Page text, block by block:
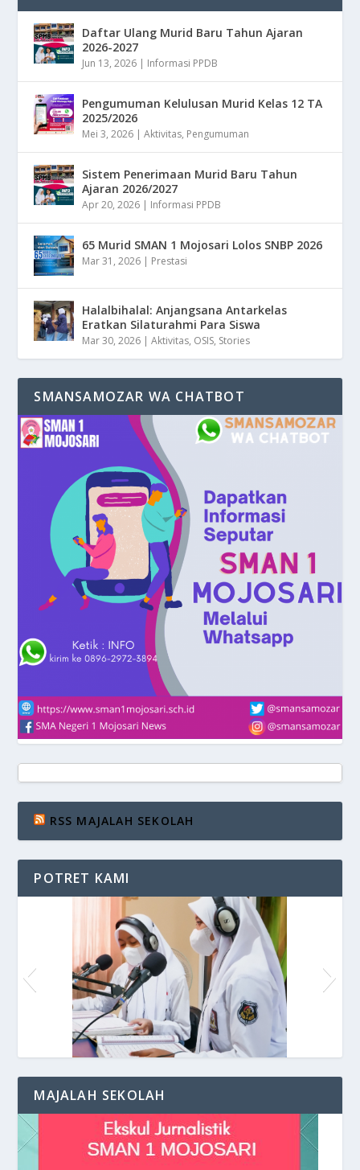
Daftar Ulang Murid Baru Tahun Ajaran
2026-2027
Jun 13, 2026 | Informasi PPDB
Pengumuman Kelulusan Murid Kelas 12 TA
2025/2026
Mei 3, 2026 |Aktivitas, Pengumuman
Sistem Penerimaan Murid Baru Tahun
Ajaran 2026/2027
Apr 20, 2026 | Informasi PPDB
65 Murid SMAN 1 Mojosari Lolos SNBP 2026
Mar 31, 2026 | Prestasi
Halalbihalal: Anjangsana Antarkelas
Eratkan Silaturahmi Para Siswa
Mar 30, 2026 |Aktivitas, OSIS, Stories
SMANSAMOZAR WA CHATBOT
RSS MAJALAH SEKOLAH
POTRET KAMI
MAJALAH SEKOLAH